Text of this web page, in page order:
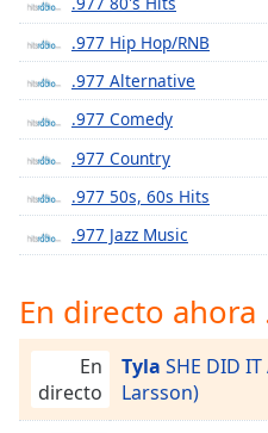
descriptions
off
,
selected
subtitles
settings,
opens
settings
dialog
subtitles
selected
.977 Hip Hop/RNB
.977 Alternative
.977 Comedy
.977 Country
.977 50s, 60s Hits
.977 Jazz Music
En directo ahora
En
directo
Tyla SHE DID
Larsson)